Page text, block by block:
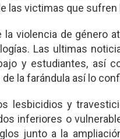
las victimas que
violencia de género
Las ultimas
y estudiantes, así
la farándula así lo
lesbicidios y
inferiores o
junto a la